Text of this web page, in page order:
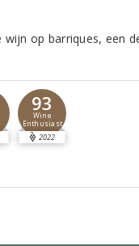
op barriques, een
93
Wine
Enthusiast
2022